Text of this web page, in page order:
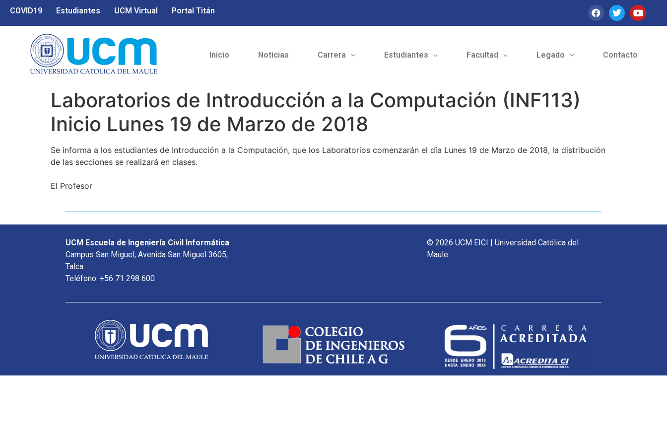
COVID19 Estudiantes UCM Virtual Portal Titán
Inicio Noticias Carrera Estudiantes Facultad Legado Contacto
Laboratorios de Introducción a la Computación (INF113)
Inicio Lunes 19 de Marzo de 2018
Se informa a los estudiantes de Introducción a la Computación, que los Laboratorios comenzarán el día Lunes 19 de Marzo de 2018, la distribución
de las secciones se realizará en clases.
El Profesor
UCM Escuela de Ingeniería Civil Informática
Campus San Miguel, Avenida San Miguel 3605,
Talca.
Teléfono: +56 71 298 600
© 2026 UCM EICI | Universidad Católica del
Maule